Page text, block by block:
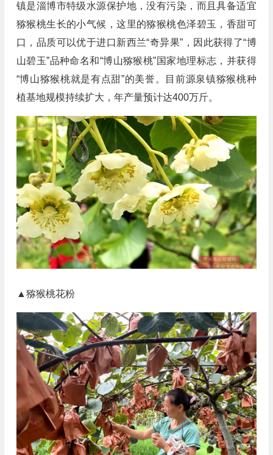
镇是淄博市特级水源保护地，没有污染，而且具备适宜
猕猴桃生长的小气候，这里的猕猴桃色泽碧玉，香甜可
口，品质可以优于进口新西兰“奇异果”，因此获得了“博
山碧玉”品种命名和“博山猕猴桃”国家地理标志，并获得
“博山猕猴桃就是有点甜”的美誉。目前源泉镇猕猴桃种
植基地规模持续扩大，年产量预计达400万斤。
▲猕猴桃花粉